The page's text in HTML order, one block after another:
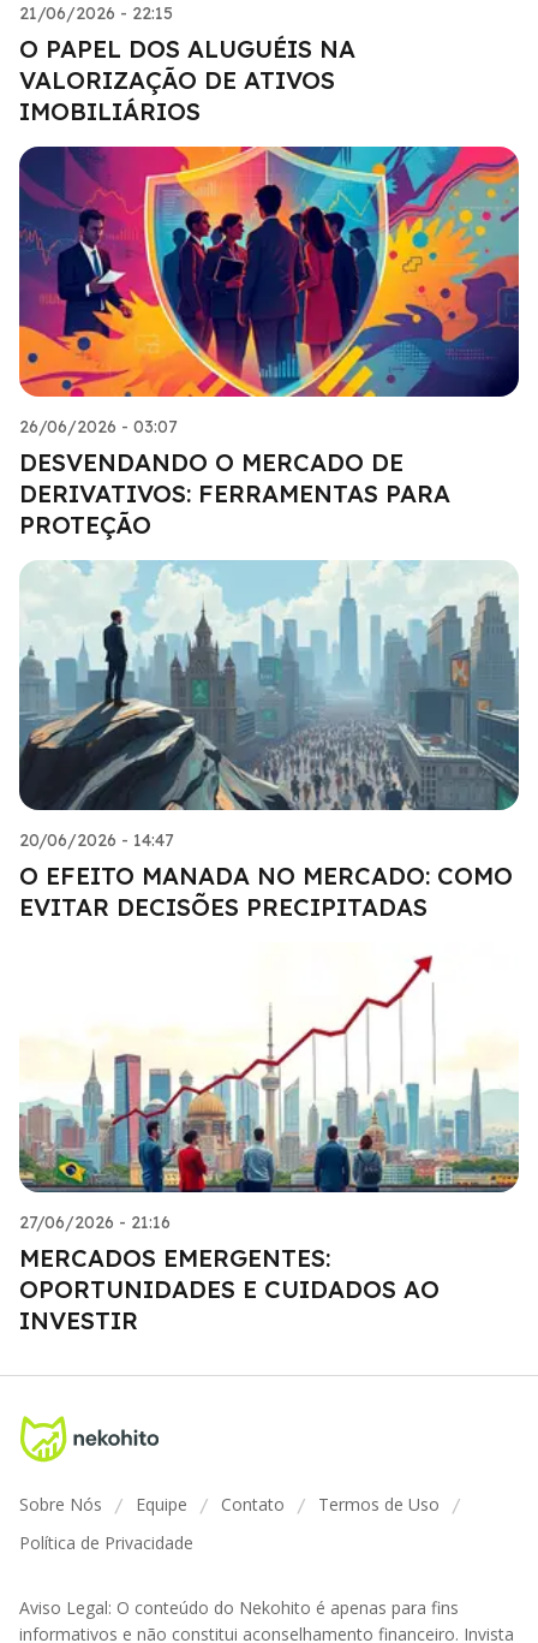
21/06/2026 - 22:15
O PAPEL DOS ALUGUÉIS NA
VALORIZAÇÃO DE ATIVOS
IMOBILIÁRIOS
26/06/2026 - 03:07
DESVENDANDO O MERCADO DE
DERIVATIVOS: FERRAMENTAS PARA
PROTEÇÃO
20/06/2026 - 14:47
O EFEITO MANADA NO MERCADO: COMO
EVITAR DECISÕES PRECIPITADAS
27/06/2026 - 21:16
MERCADOS EMERGENTES:
OPORTUNIDADES E CUIDADOS AO
INVESTIR
Sobre Nós / Equipe / Contato / Termos de Uso /
Política de Privacidade
Aviso Legal: O conteúdo do Nekohito é apenas para fins
informativos e não constitui aconselhamento financeiro. Invista